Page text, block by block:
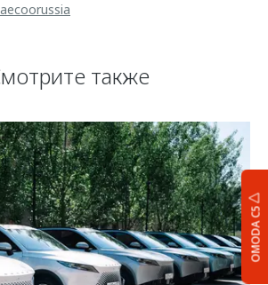
OMODA C5
также